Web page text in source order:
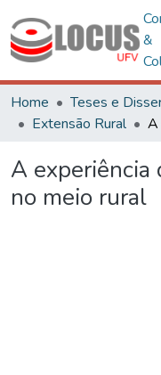
&
Home Teses e
Extensão Rural
A experiência
no meio rural